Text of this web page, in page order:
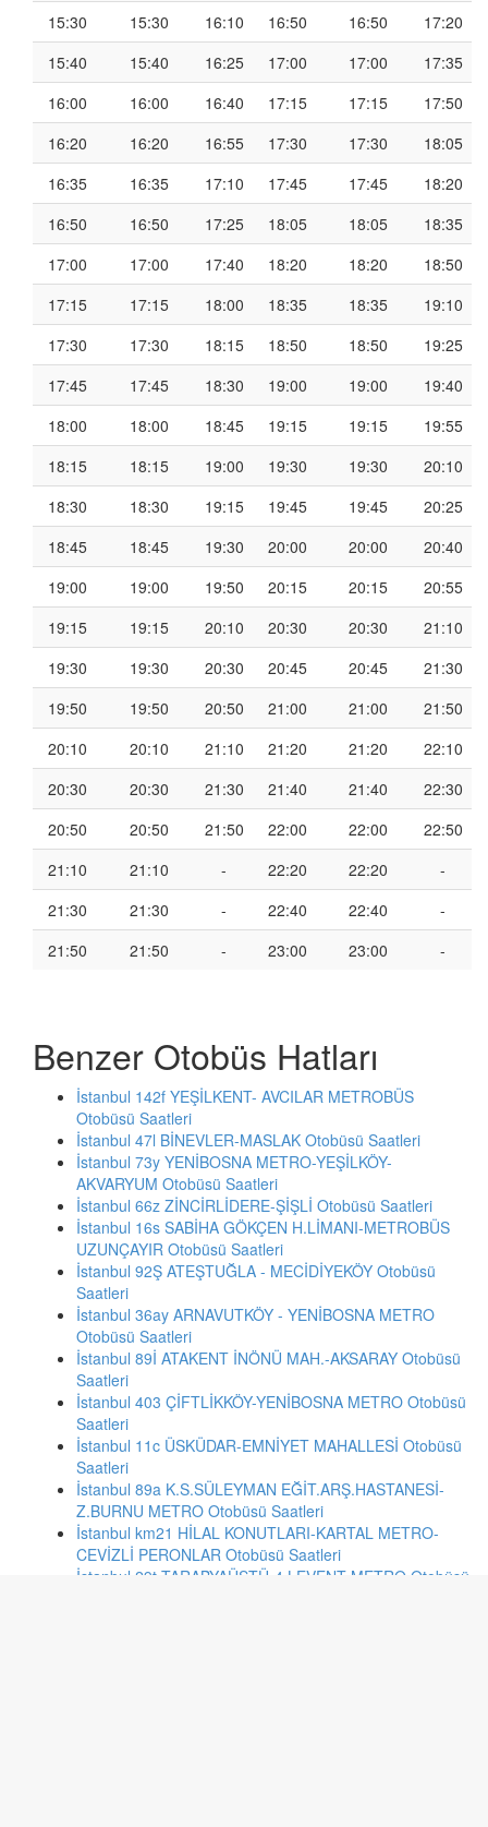
15:30
15:30 16:10 16:50 16:50
17:20
15:40
15:40 16:25 17:00 17:00
17:35
16:00
16:00 16:40 17:15 17:15
17:50
16:20
16:20 16:55 17:30 17:30
18:05
16:35
16:35 17:10 17:45 17:45
18:20
16:50
16:50 17:25 18:05 18:05
18:35
17:00
17:00 17:40 18:20 18:20
18:50
17:15
17:15 18:00 18:35 18:35
19:10
17:30
17:30 18:15 18:50 18:50
19:25
17:45
17:45 18:30 19:00 19:00
19:40
18:00
18:00 18:45 19:15 19:15
19:55
18:15
18:15 19:00 19:30 19:30
20:10
18:30
18:30 19:15 19:45 19:45
20:25
18:45
18:45 19:30 20:00 20:00
20:40
19:00
19:00 19:50 20:15 20:15
20:55
19:15
19:15 20:10 20:30 20:30
21:10
19:30
19:30 20:30 20:45 20:45
21:30
19:50
19:50 20:50 21:00 21:00
21:50
20:10
20:10 21:10 21:20 21:20
22:10
20:30
20:30 21:30 21:40 21:40
22:30
20:50
20:50 21:50 22:00 22:00
22:50
21:10
21:10 - 22:20 22:20
-
21:30
21:30 - 22:40 22:40
-
21:50
21:50 - 23:00 23:00 -
Benzer Otobüs Hatları
İstanbul 142f YEŞİLKENT- AVCILAR METROBÜS
Otobüsü Saatleri
İstanbul 47l BİNEVLER-MASLAK Otobüsü Saatleri
İstanbul 73y YENİBOSNA METRO-YEŞİLKÖY-
AKVARYUM Otobüsü Saatleri
İstanbul 66z ZİNCİRLİDERE-ŞİŞLİ Otobüsü Saatleri
İstanbul 16s SABİHA GÖKÇEN H.LİMANI-METROBÜS
UZUNÇAYIR Otobüsü Saatleri
İstanbul 92Ş ATEŞTUĞLA - MECİDİYEKÖY Otobüsü
Saatleri
İstanbul 36ay ARNAVUTKÖY - YENİBOSNA METRO
Otobüsü Saatleri
İstanbul 89İ ATAKENT İNÖNÜ MAH.-AKSARAY Otobüsü
Saatleri
İstanbul 403 ÇİFTLİKKÖY-YENİBOSNA METRO Otobüsü
Saatleri
İstanbul 11c ÜSKÜDAR-EMNİYET MAHALLESİ Otobüsü
Saatleri
İstanbul 89a K.S.SÜLEYMAN EĞİT.ARŞ.HASTANESİ-
Z.BURNU METRO Otobüsü Saatleri
İstanbul km21 HİLAL KONUTLARI-KARTAL METRO-
CEVİZLİ PERONLAR Otobüsü Saatleri
İstanbul 29t TARABYAÜSTÜ-4.LEVENT METRO Otobüsü